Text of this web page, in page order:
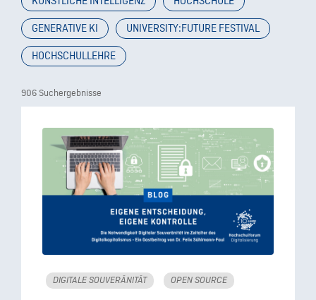
906 Suchergebnisse
DIGITALE SOUVERÄNITÄT OPEN SOURCE
GENERATIVE KI
UNIVERSITY:FUTURE FESTIVAL
HOCHSCHULLEHRE